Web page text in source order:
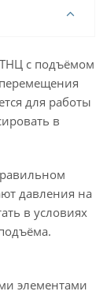
ТНЦ с подъёмом
для работы
в
давления на
в условиях
элементами